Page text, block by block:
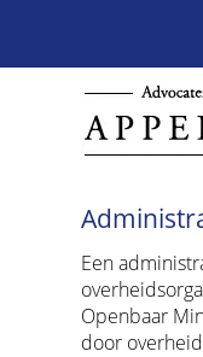
Een
Openbaar
door